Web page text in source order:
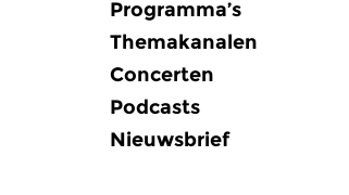
Programma’s
Themakanalen
Concerten
Podcasts
Nieuwsbrief